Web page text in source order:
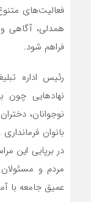
فعالیت‌های
همدلی، آگاهی و
فراهم شود.
رئیس اداره
نهادهایی چون
نوجوانان،
بانوان
در برپایی این
مردم و مسئولان
عمیق جامعه با